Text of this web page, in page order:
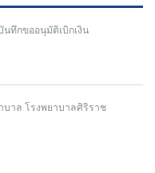
ทึกขออนุมัติเบิกเงิน
บาล โรงพยาบาลศิริราช